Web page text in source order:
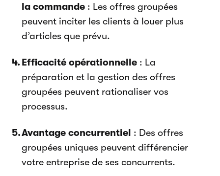
la commande : Les offres groupées
peuvent inciter les clients à louer plus
d’articles que prévu.
Efficacité opérationnelle : La
préparation et la gestion des offres
groupées peuvent rationaliser vos
processus.
Avantage concurrentiel : Des offres
groupées uniques peuvent différencier
votre entreprise de ses concurrents.